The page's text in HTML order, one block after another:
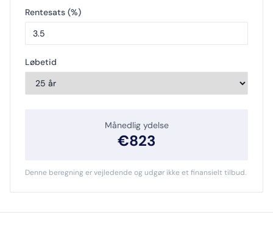
Rentesats (%)
Løbetid
Månedlig ydelse
€823
Denne beregning er vejledende og udgør ikke et finansielt tilbud.